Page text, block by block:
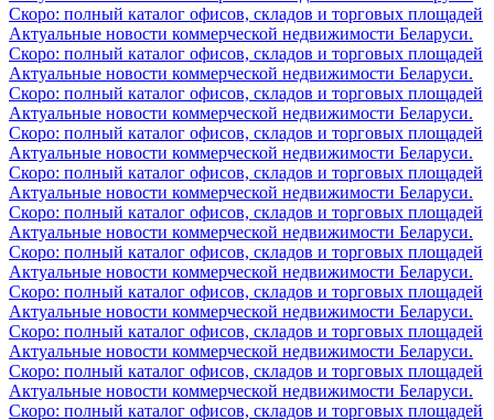
Скоро: полный каталог офисов, складов и торговых площадей
Актуальные новости коммерческой недвижимости Беларуси.
Скоро: полный каталог офисов, складов и торговых площадей
Актуальные новости коммерческой недвижимости Беларуси.
Скоро: полный каталог офисов, складов и торговых площадей
Актуальные новости коммерческой недвижимости Беларуси.
Скоро: полный каталог офисов, складов и торговых площадей
Актуальные новости коммерческой недвижимости Беларуси.
Скоро: полный каталог офисов, складов и торговых площадей
Актуальные новости коммерческой недвижимости Беларуси.
Скоро: полный каталог офисов, складов и торговых площадей
Актуальные новости коммерческой недвижимости Беларуси.
Скоро: полный каталог офисов, складов и торговых площадей
Актуальные новости коммерческой недвижимости Беларуси.
Скоро: полный каталог офисов, складов и торговых площадей
Актуальные новости коммерческой недвижимости Беларуси.
Скоро: полный каталог офисов, складов и торговых площадей
Актуальные новости коммерческой недвижимости Беларуси.
Скоро: полный каталог офисов, складов и торговых площадей
Актуальные новости коммерческой недвижимости Беларуси.
Скоро: полный каталог офисов, складов и торговых площадей